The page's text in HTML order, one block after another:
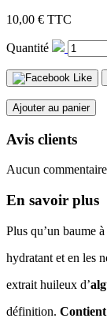
10,00 € TTC
Quantité
Ajouter au panier
Avis clients
Aucun
En savoir plus
Plus qu’un baume
hydratant et en les
extrait huileux d’
définition.